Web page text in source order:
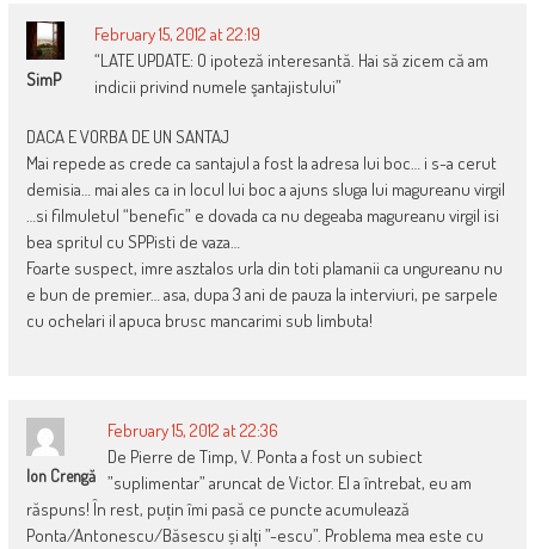
SimP
February 15, 2012 at 22:19
“LATE UPDATE: O ipoteză interesantă. Hai să zicem că am
indicii privind numele şantajistului”
DACA E VORBA DE UN SANTAJ
Mai repede as crede ca santajul a fost la adresa lui boc… i s-a cerut
demisia… mai ales ca in locul lui boc a ajuns sluga lui magureanu virgil
…si filmuletul “benefic” e dovada ca nu degeaba magureanu virgil isi
bea spritul cu SPPisti de vaza…
Foarte suspect, imre asztalos urla din toti plamanii ca ungureanu nu
e bun de premier… asa, dupa 3 ani de pauza la interviuri, pe sarpele
cu ochelari il apuca brusc mancarimi sub limbuta!
Ion Crengă
February 15, 2012 at 22:36
De Pierre de Timp, V. Ponta a fost un subiect
”suplimentar” aruncat de Victor. El a întrebat, eu am
răspuns! În rest, puțin îmi pasă ce puncte acumulează
Ponta/Antonescu/Băsescu și alți ”-escu”. Problema mea este cu